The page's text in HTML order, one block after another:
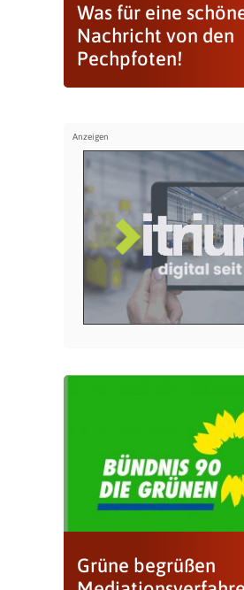
Was für eine
Nachricht von den
Pechpfoten!
Grüne begrüßen